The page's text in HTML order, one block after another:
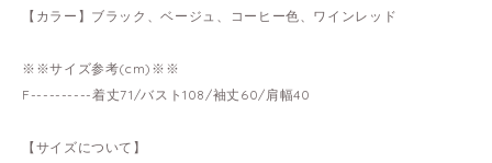
【カラー】ブラック、ベージュ、コーヒー色、ワインレッド
※※サイズ参考(cm)※※
F----------着丈71/バスト108/袖丈60/肩幅40
【サイズについて】